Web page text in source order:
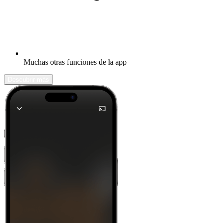
Muchas otras funciones de la app